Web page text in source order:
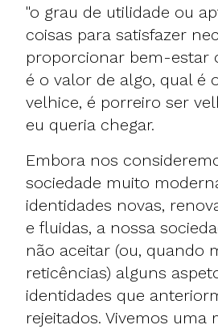
"o grau de utilidade ou
coisas para satisfazer
proporcionar bem-estar
é o valor de algo, qual é
velhice, é porreiro ser
eu queria chegar.
Embora nos
sociedade muito
identidades novas,
e fluidas, a nossa
não aceitar (ou, quando
reticências) alguns
identidades que
rejeitados. Vivemos uma